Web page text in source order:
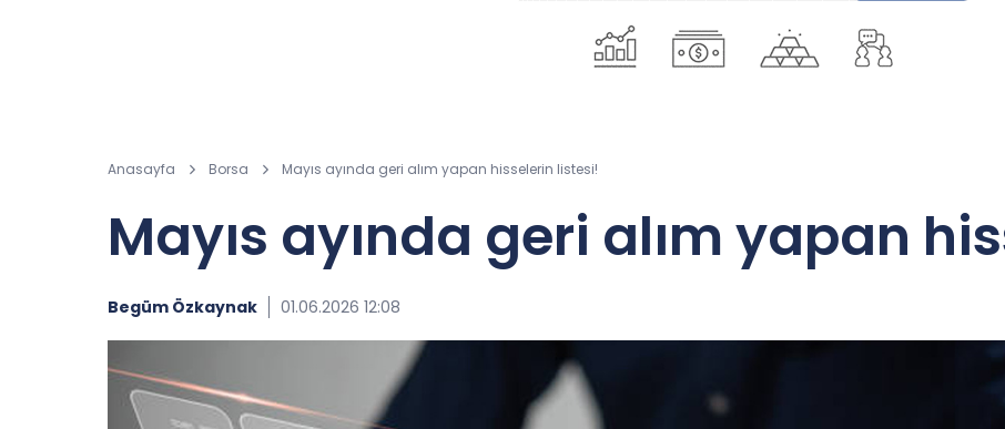
Anasayfa Borsa Mayıs ayında geri alım yapan hisselerin listesi!
Mayıs ayında geri alım yapan
Begüm Özkaynak 01.06.2026 12:08